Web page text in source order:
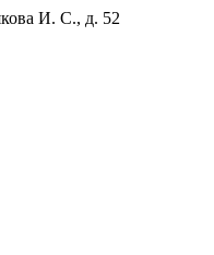
И. С., д. 52